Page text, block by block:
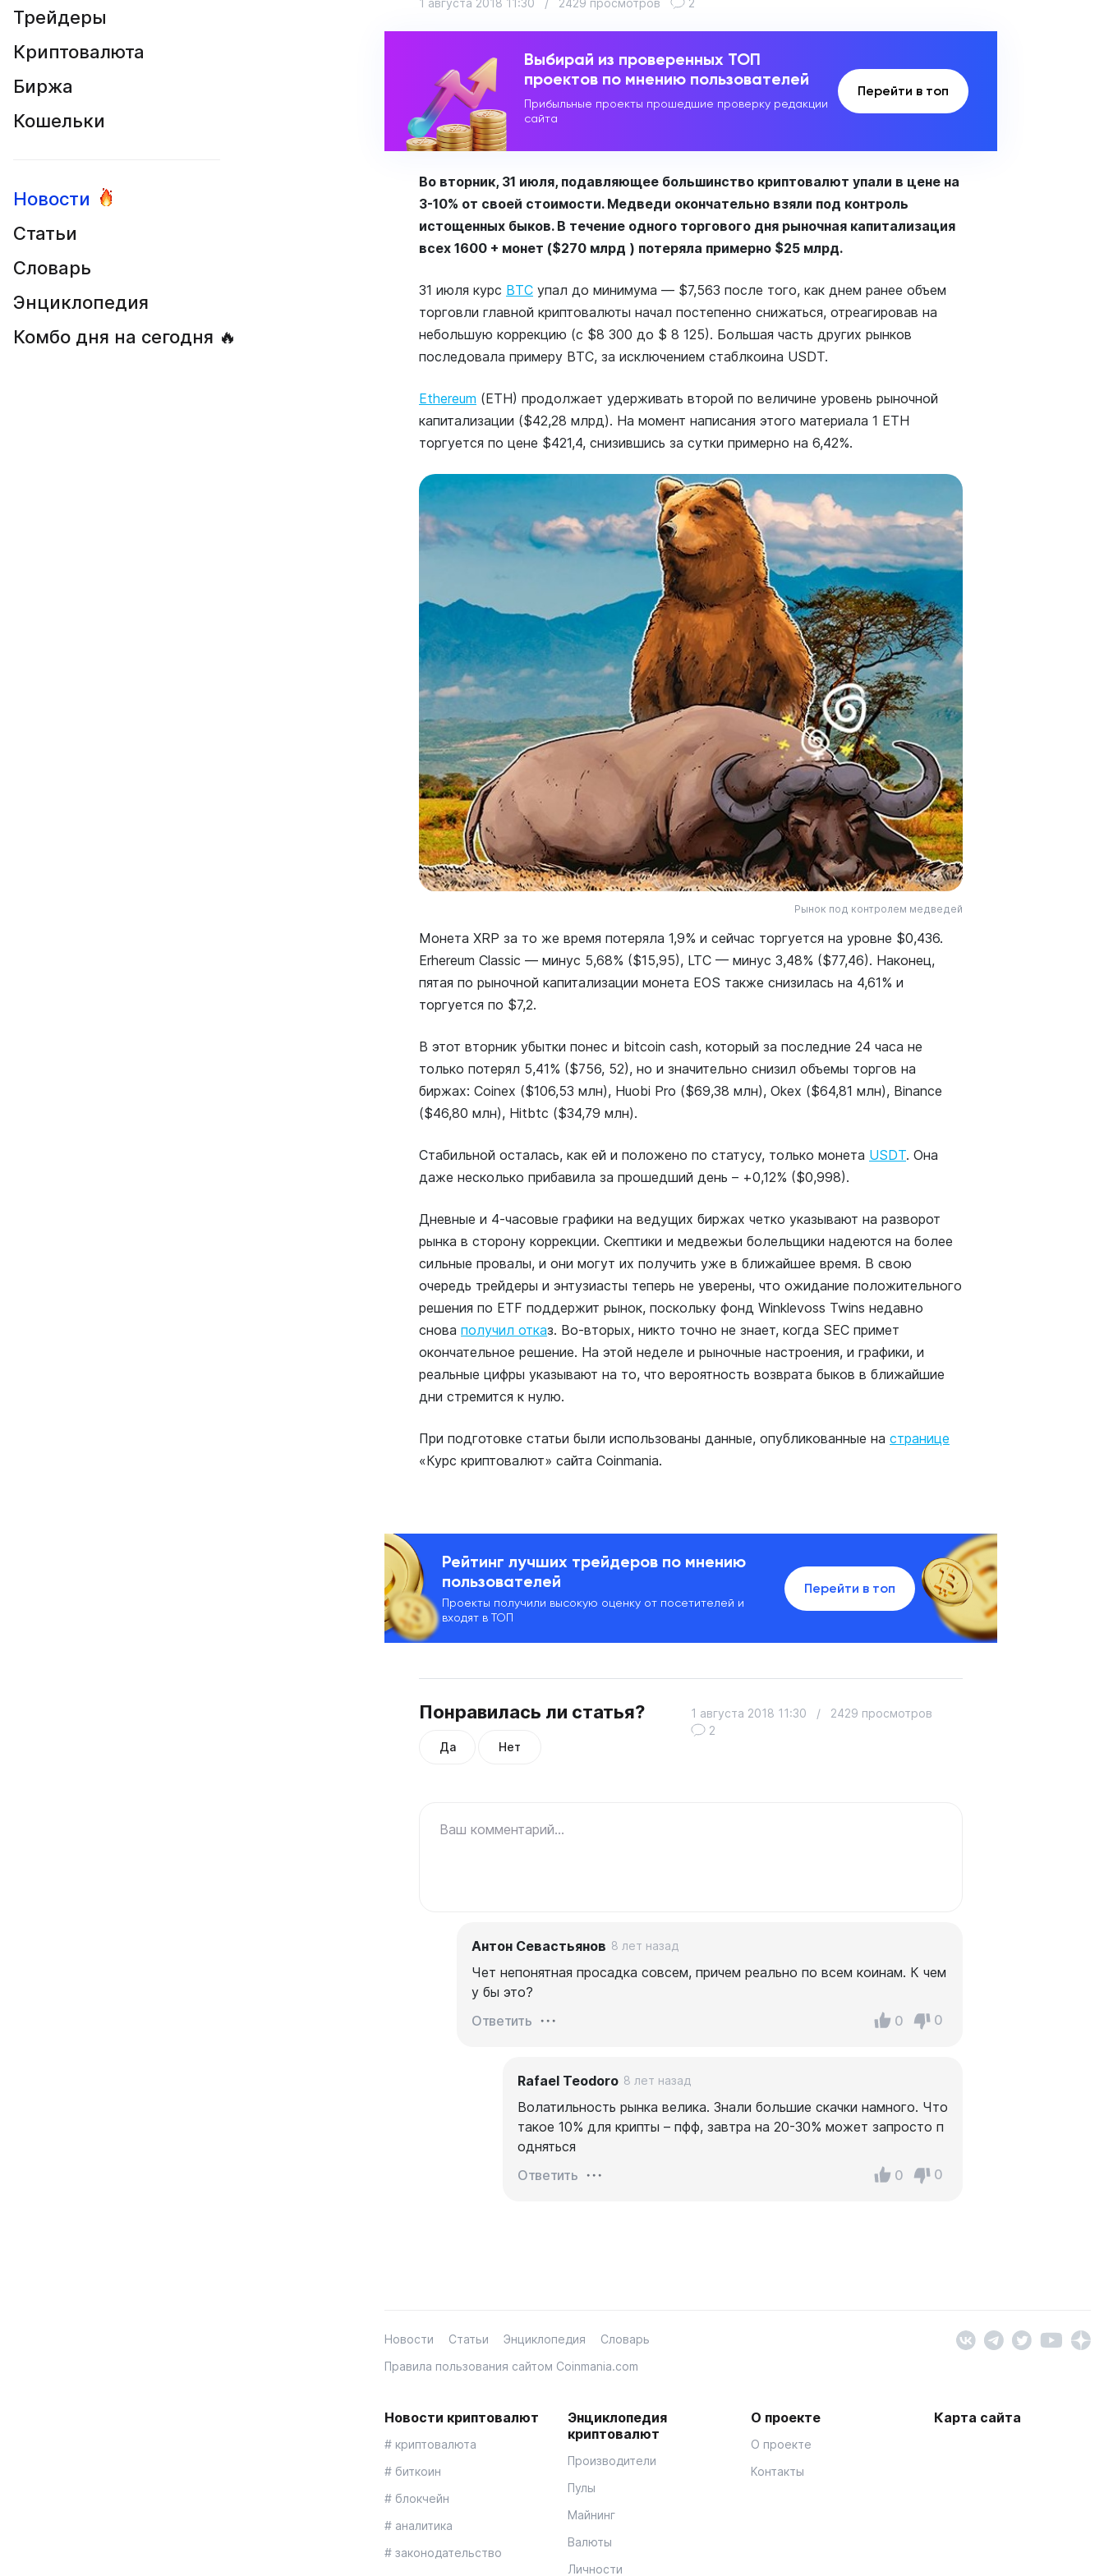
Трейдеры
Криптовалюта
Биржа
Кошельки
Новости
Статьи
Словарь
Энциклопедия
Комбо дня на сегодня 🔥
1 августа 2018 11:30 / 2429 просмотров 2
Выбирай из проверенных ТОП
проектов по мнению пользователей
Прибыльные проекты прошедшие проверку редакции
сайта
Перейти в топ
Во вторник, 31 июля, подавляющее большинство криптовалют упали в цене на
3-10% от своей стоимости. Медведи окончательно взяли под контроль
истощенных быков. В течение одного торгового дня рыночная капитализация
всех 1600 + монет ($270 млрд ) потеряла примерно $25 млрд.
31 июля курс BTC упал до минимума — $7,563 после того, как днем ранее объем
торговли главной криптовалюты начал постепенно снижаться, отреагировав на
небольшую коррекцию (с $8 300 до $ 8 125). Большая часть других рынков
последовала примеру BTC, за исключением стаблкоина USDT.
Ethereum (ETH) продолжает удерживать второй по величине уровень рыночной
капитализации ($42,28 млрд). На момент написания этого материала 1 ETH
торгуется по цене $421,4, снизившись за сутки примерно на 6,42%.
Рынок под контролем медведей
Монета XRP за то же время потеряла 1,9% и сейчас торгуется на уровне $0,436.
Erhereum Classic — минус 5,68% ($15,95), LTC — минус 3,48% ($77,46). Наконец,
пятая по рыночной капитализации монета EOS также снизилась на 4,61% и
торгуется по $7,2.
В этот вторник убытки понес и bitcoin cash, который за последние 24 часа не
только потерял 5,41% ($756, 52), но и значительно снизил объемы торгов на
биржах: Coinex ($106,53 млн), Huobi Pro ($69,38 млн), Okex ($64,81 млн), Binance
($46,80 млн), Hitbtc ($34,79 млн).
Стабильной осталась, как ей и положено по статусу, только монета USDT. Она
даже несколько прибавила за прошедший день – +0,12% ($0,998).
Дневные и 4-часовые графики на ведущих биржах четко указывают на разворот
рынка в сторону коррекции. Скептики и медвежьи болельщики надеются на более
сильные провалы, и они могут их получить уже в ближайшее время. В свою
очередь трейдеры и энтузиасты теперь не уверены, что ожидание положительного
решения по ETF поддержит рынок, поскольку фонд Winklevoss Twins недавно
снова получил отказ. Во-вторых, никто точно не знает, когда SEC примет
окончательное решение. На этой неделе и рыночные настроения, и графики, и
реальные цифры указывают на то, что вероятность возврата быков в ближайшие
дни стремится к нулю.
При подготовке статьи были использованы данные, опубликованные на странице
«Курс криптовалют» сайта Coinmania.
Рейтинг лучших трейдеров по мнению
пользователей
Проекты получили высокую оценку от посетителей и
входят в ТОП
Перейти в топ
Понравилась ли статья?
Да Нет
1 августа 2018 11:30 /
2429 просмотров
2
Ваш комментарий...
Антон Севастьянов 8 лет назад
Чет непонятная просадка совсем, причем реально по всем коинам. К чем
у бы это?
Ответить
0 0
Rafael Teodoro 8 лет назад
Волатильность рынка велика. Знали большие скачки намного. Что
такое 10% для крипты – пфф, завтра на 20-30% может запросто п
одняться
Ответить
0 0
Новости Статьи Энциклопедия
Словарь
Правила пользования сайтом Coinmania.com
Новости криптовалют
# криптовалюта
# биткоин
# блокчейн
# аналитика
# законодательство
Энциклопедия
криптовалют
Производители
Пулы
Майнинг
Валюты
Личности
О проекте
О проекте
Контакты
Карта сайта